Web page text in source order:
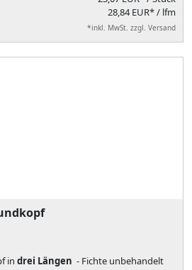
28,84 EUR* / lfm
*inkl. MwSt. zzgl. Versand
in drei Längen - Fichte unbehandelt